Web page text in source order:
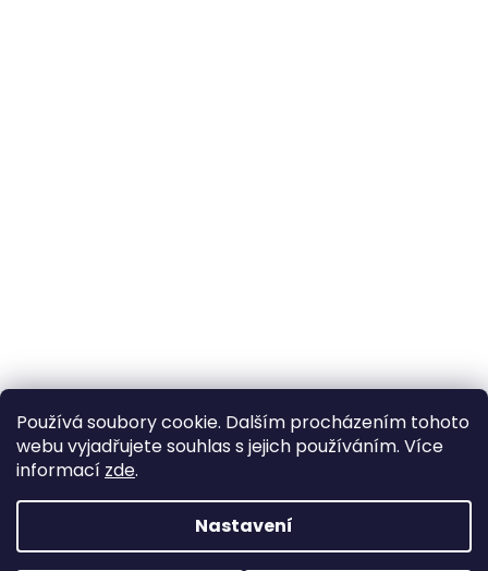
Používá soubory cookie. Dalším procházením tohoto
webu vyjadřujete souhlas s jejich používáním. Více
informací zde.
Nastavení
Vytvořil Shoptet